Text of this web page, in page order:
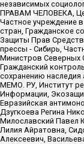
независимых
ПРАВАМ ЧЕЛОВЕКА,
Частное учреждение
стран, Гражданское
Защиты Прав
прессы - Сибирь,
Министров Северных
Гражданский
сохранению
МЕМО. РУ, Институт
Информации,
Евразийская
Дзугкоева Регина
Милославский Павел
Лилия Айратовна,
Алексеевич,